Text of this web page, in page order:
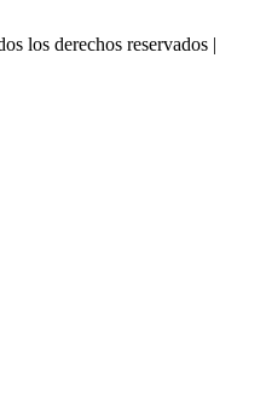
los derechos reservados |